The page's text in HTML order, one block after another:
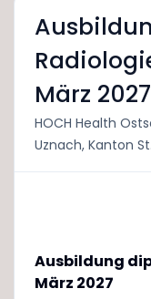
März 2027
HOCH Health
Uznach, Kanton
Ausbildung
März 2027